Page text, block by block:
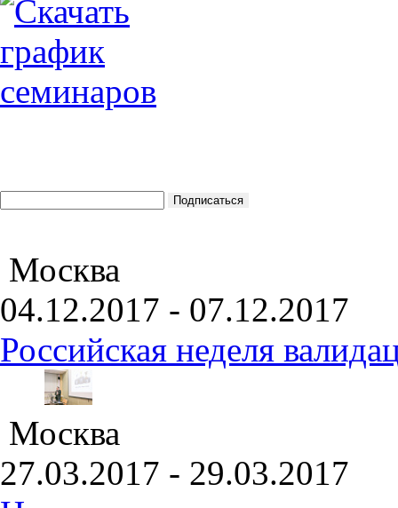
Москва
04.12.2017 - 07.12.2017
Российская неделя
Москва
27.03.2017 - 29.03.2017